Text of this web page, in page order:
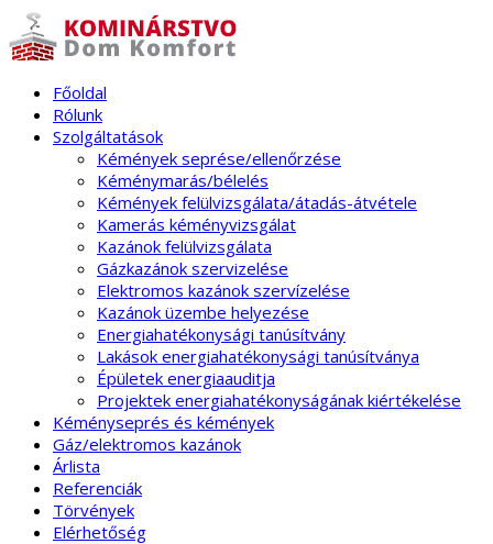
Főoldal
Rólunk
Szolgáltatások
Kémények seprése/ellenőrzése
Kéménymarás/bélelés
Kémények felülvizsgálata/átadás-átvétele
Kamerás kéményvizsgálat
Kazánok felülvizsgálata
Gázkazánok szervizelése
Elektromos kazánok szervízelése
Kazánok üzembe helyezése
Energiahatékonysági tanúsítvány
Lakások energiahatékonysági tanúsítványa
Épületek energiaauditja
Projektek energiahatékonyságának kiértékelése
Kéményseprés és kémények
Gáz/elektromos kazánok
Árlista
Referenciák
Törvények
Elérhetőség